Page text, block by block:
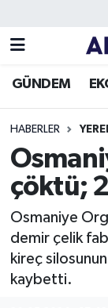
GÜNDEM
HABERLER
çöktü;
Osmaniye
demir çelik
kireç
kaybetti.
Asayiş
Bilim ve
Çevre
Süper Lig
Tüm
Son